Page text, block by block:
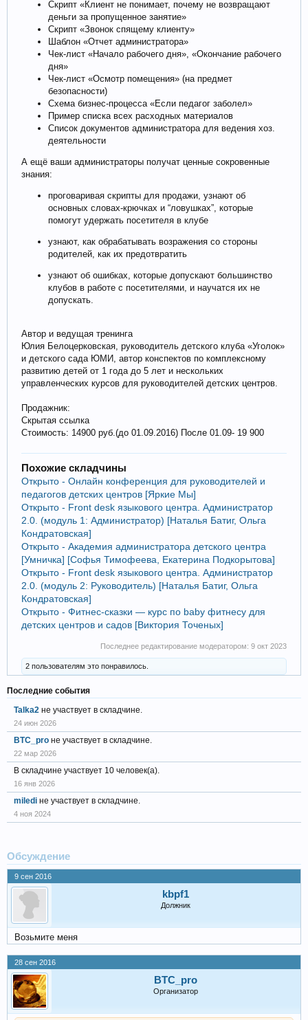
Скрипт «Клиент не понимает, почему не возвращают
деньги за пропущенное занятие»
Скрипт «Звонок спящему клиенту»
Шаблон «Отчет администратора»
Чек-лист «Начало рабочего дня», «Окончание рабочего
дня»
Чек-лист «Осмотр помещения» (на предмет
безопасности)
Схема бизнес-процесса «Если педагог заболел»
Пример списка всех расходных материалов
Список документов администратора для ведения хоз.
деятельности
А ещё ваши администраторы получат ценные сокровенные
знания:
проговаривая скрипты для продажи, узнают об
основных словах-крючках и “ловушках”, которые
помогут удержать посетителя в клубе
узнают, как обрабатывать возражения со стороны
родителей, как их предотвратить
узнают об ошибках, которые допускают большинство
клубов в работе с посетителями, и научатся их не
допускать.
Автор и ведущая тренинга
Юлия Белоцерковская, руководитель детского клуба «Уголок»
и детского сада ЮМИ, автор конспектов по комплексному
развитию детей от 1 года до 5 лет и нескольких
управленческих курсов для руководителей детских центров.
Продажник:
Скрытая ссылка
Стоимость: 14900 руб.(до 01.09.2016) После 01.09- 19 900
Похожие складчины
Открыто - Онлайн конференция для руководителей и
педагогов детских центров [Яркие Мы]
Открыто - Front desk языкового центра. Администратор
2.0. (модуль 1: Администратор) [Наталья Батиг, Ольга
Кондратовская]
Открыто - Академия администратора детского центра
[Умничка] [Софья Тимофеева, Екатерина Подкорытова]
Открыто - Front desk языкового центра. Администратор
2.0. (модуль 2: Руководитель) [Наталья Батиг, Ольга
Кондратовская]
Открыто - Фитнес-сказки — курс по baby фитнесу для
детских центров и садов [Виктория Точеных]
Последнее редактирование модератором: 9 окт 2023
2 пользователям это понравилось.
Последние события
Talka2 не участвует в складчине.
24 июн 2026
BTC_pro не участвует в складчине.
22 мар 2026
В складчине участвует 10 человек(а).
16 янв 2026
miledi не участвует в складчине.
4 ноя 2024
Обсуждение
9 сен 2016
kbpf1
Должник
Возьмите меня
28 сен 2016
BTC_pro
Организатор